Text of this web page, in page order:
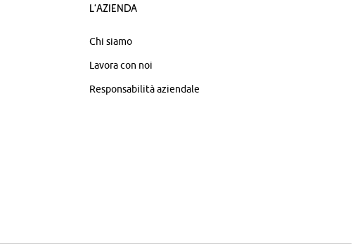
L'azienda
Chi siamo
Lavora con noi
Responsabilità aziendale